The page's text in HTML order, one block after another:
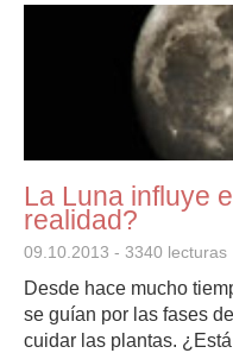
La Luna influye
realidad?
09.10.2013 - 3340 lecturas
Desde hace mucho
se guían por las fases
cuidar las plantas.